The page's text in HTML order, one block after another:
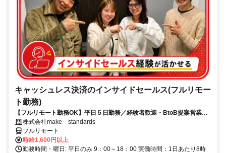
キャッシュレス決済のインサイドセールス(フルリモー
ト勤務)
【フルリモート勤務OK】平日５日勤務／経験者歓迎・BtoB提案営業で
スキルアップ
株式会社make standards
フルリモート
時給1,600円以上
勤務時間・曜日: 平日のみ 9：00～18：00 実働時間：1日あたり8時